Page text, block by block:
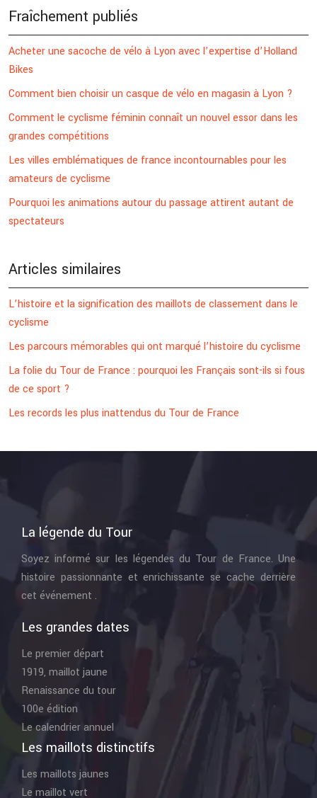
Fraîchement publiés
Acheter une sacoche de vélo à Lyon avec l’expertise d’Holland
Bikes
Comment bien choisir un casque de vélo en magasin à Lyon ?
Comment le cyclisme féminin connaît un nouvel essor dans les
grandes compétitions
Les villes emblématiques de france incontournables pour les
amateurs de cyclisme
Pourquoi les animations autour du passage attirent autant de
spectateurs
Articles similaires
L’histoire et la signification des maillots de classement dans le
cyclisme
Les parcours mémorables qui ont marqué l’histoire du cyclisme
La folie du Tour de France : pourquoi les Français sont-ils si fous
de ce sport ?
Les records les plus inattendus du Tour de France
La légende du Tour
Soyez informé sur les légendes du Tour de France. Une
histoire passionnante et enrichissante se cache derrière
cet événement .
Les grandes dates
Le premier départ
1919, maillot jaune
Renaissance du tour
100e édition
Le calendrier annuel
Les maillots distinctifs
Les maillots jaunes
Le maillot vert